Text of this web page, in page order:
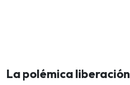
La polémica liberación